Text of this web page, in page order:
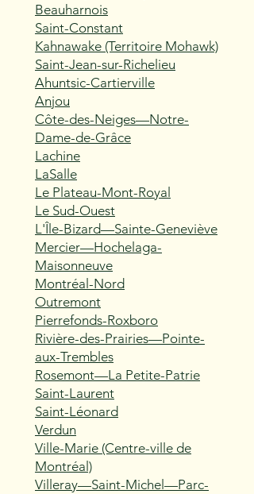
Beauharnois
Saint-Constant
Kahnawake (Territoire Mohawk)
Saint-Jean-sur-Richelieu
Ahuntsic-Cartierville
Anjou
Côte-des-Neiges—Notre-
Dame-de-Grâce
Lachine
LaSalle
Le Plateau-Mont-Royal
Le Sud-Ouest
L'Île-Bizard—Sainte-Geneviève
Mercier—Hochelaga-
Maisonneuve
Montréal-Nord
Outremont
Pierrefonds-Roxboro
Rivière-des-Prairies—Pointe-
aux-Trembles
Rosemont—La Petite-Patrie
Saint-Laurent
Saint-Léonard
Verdun
Ville-Marie (Centre-ville de
Montréal)
Villeray—Saint-Michel—Parc-